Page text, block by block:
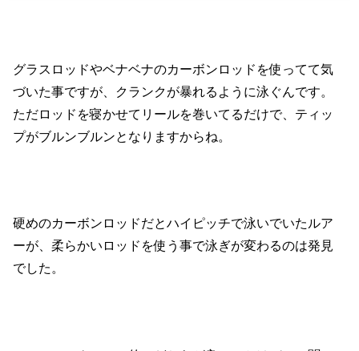
グラスロッドやベナベナのカーボンロッドを使ってて気
づいた事ですが、クランクが暴れるように泳ぐんです。
ただロッドを寝かせてリールを巻いてるだけで、ティッ
プがブルンブルンとなりますからね。
硬めのカーボンロッドだとハイピッチで泳いでいたルア
ーが、柔らかいロッドを使う事で泳ぎが変わるのは発見
でした。